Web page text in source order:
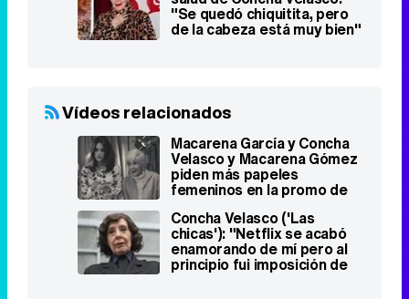
Macarena García y Concha
Velasco y Macarena Gómez
chicas'): "Netflix se acabó
enamorando de mí pero al
principio fui imposición de
Bambú"
Famosos relacionados